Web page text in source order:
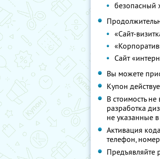
безопасный
«Сайт-
Сайт
Вы можете
Купон
В стоимость
разработка
не указанные
Активация
телефон,
Предъявляйте